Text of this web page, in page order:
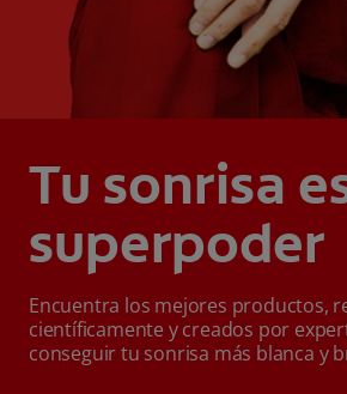
Tu sonrisa
superpoder
Encuentra los mejores productos,
científicamente y creados por
conseguir tu sonrisa más blanca y